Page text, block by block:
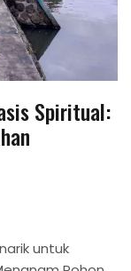
Spiritual:
untuk